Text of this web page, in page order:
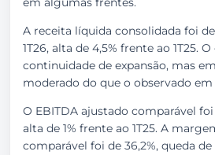
A receita líquida consolidada foi
1T26, alta de 4,5% frente ao 1T25.
continuidade de expansão, mas
moderado do que o observado em
O EBITDA ajustado comparável
alta de 1% frente ao 1T25. A
comparável foi de 36,2%, queda de